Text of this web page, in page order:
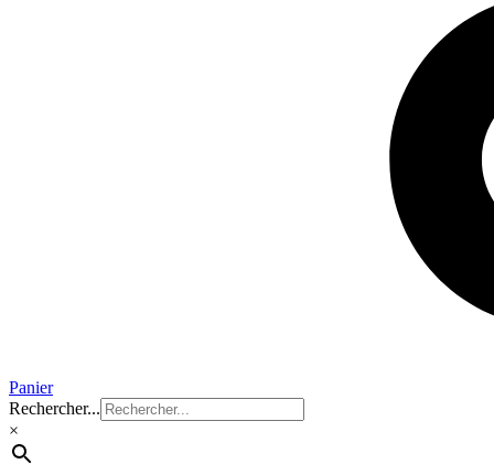
Panier
Rechercher...
×